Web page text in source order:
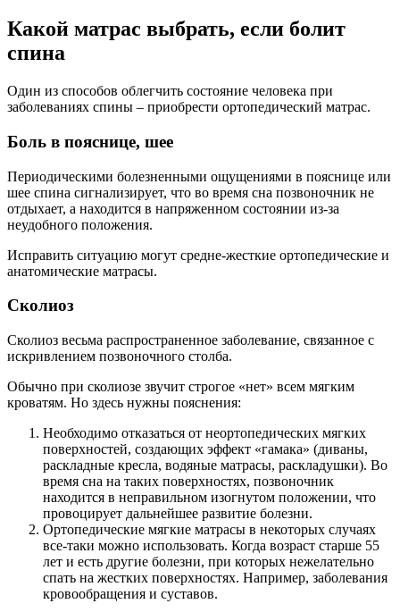
Какой матрас выбрать, если болит
спина
Один из способов облегчить состояние человека при
заболеваниях спины – приобрести ортопедический матрас.
Боль в пояснице, шее
Периодическими болезненными ощущениями в пояснице или
шее спина сигнализирует, что во время сна позвоночник не
отдыхает, а находится в напряженном состоянии из-за
неудобного положения.
Исправить ситуацию могут средне-жесткие ортопедические и
анатомические матрасы.
Сколиоз
Сколиоз весьма распространенное заболевание, связанное с
искривлением позвоночного столба.
Обычно при сколиозе звучит строгое «нет» всем мягким
кроватям. Но здесь нужны пояснения:
Необходимо отказаться от неортопедических мягких
поверхностей, создающих эффект «гамака» (диваны,
раскладные кресла, водяные матрасы, раскладушки). Во
время сна на таких поверхностях, позвоночник
находится в неправильном изогнутом положении, что
провоцирует дальнейшее развитие болезни.
Ортопедические мягкие матрасы в некоторых случаях
все-таки можно использовать. Когда возраст старше 55
лет и есть другие болезни, при которых нежелательно
спать на жестких поверхностях. Например, заболевания
кровообращения и суставов.